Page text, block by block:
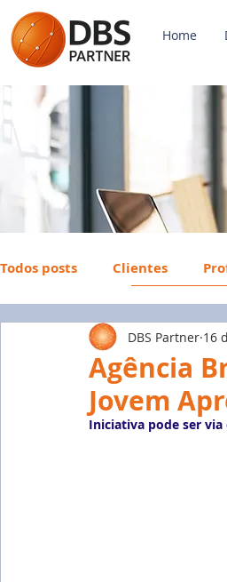
Home
Todos posts Clientes
FGTS
Emprego Avaliação de
Agência
Jovem
DBS Partner 16
Iniciativa pode ser